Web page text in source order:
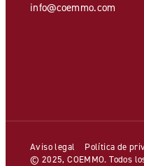
info@coemmo.com
Aviso legal Política de
© 2025, COEMMO. Todos